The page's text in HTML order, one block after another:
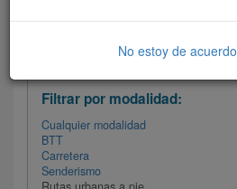
Filtrar las rutas
Filtrar por modalidad:
Cualquier modalidad
BTT
Carretera
Senderismo
No estoy de acuerdo